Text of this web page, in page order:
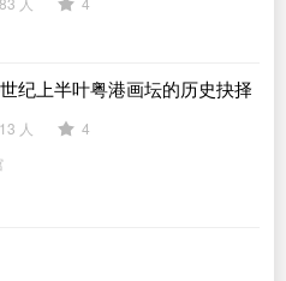
纪上半叶粤港画坛的历史抉择
13 人
4